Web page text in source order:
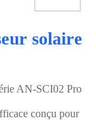
solaire
AN-SCI02 Pro
conçu pour